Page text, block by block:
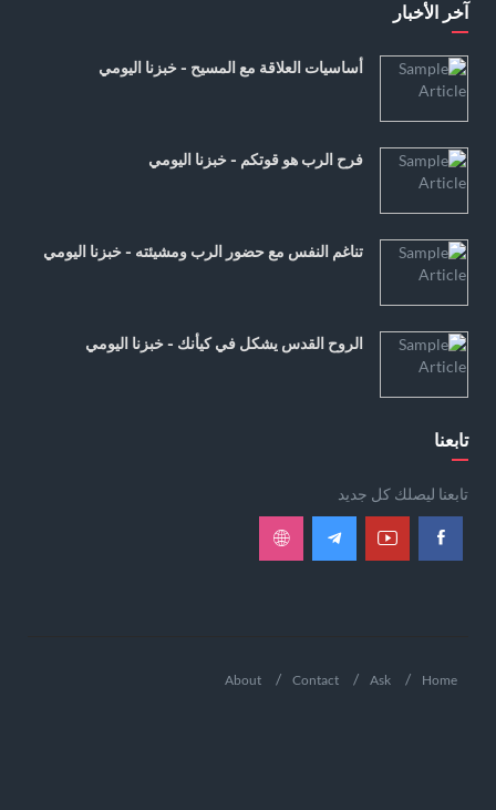
آخر الأخبار
أساسيات العلاقة مع المسيح - خبزنا اليومي
فرح الرب هو قوتكم - خبزنا اليومي
تناغم النفس مع حضور الرب ومشيئته - خبزنا اليومي
الروح القدس يشكل في كيأنك - خبزنا اليومي
تابعنا
تابعنا ليصلك كل جديد
Home
Ask
Contact
About